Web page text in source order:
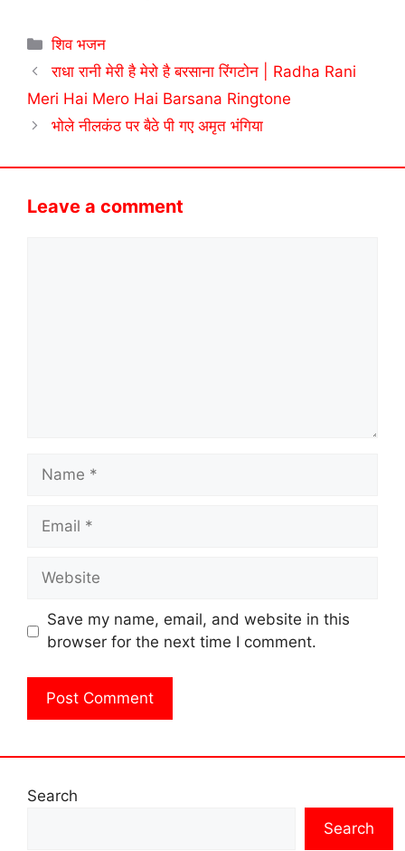
Categories
शिव भजन
राधा रानी मेरी है मेरो है बरसाना रिंगटोन | Radha Rani
Meri Hai Mero Hai Barsana Ringtone
भोले नीलकंठ पर बैठे पी गए अमृत भंगिया
Leave a comment
Name
Email
Website
Save my name, email, and website in this
browser for the next time I comment.
Search
Search